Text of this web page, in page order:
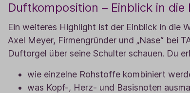
Duftkomposition – Einblick in die
Ein weiteres Highlight ist der Einblick in die
Axel Meyer, Firmengründer und „Nase“ bei
Duftorgel über seine Schulter schauen. Du
wie einzelne Rohstoffe kombiniert
was Kopf-, Herz- und Basisnoten